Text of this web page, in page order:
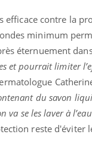
efficace contre la
minimum
éternuement
et pourrait limiter
du savon
se les laver à
reste d'éviter